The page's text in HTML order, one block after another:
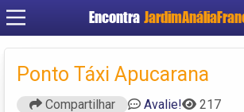
Encontra
Cadastrar
Criar conta
Ponto Táxi Apucarana
Compartilhar Avalie! 217